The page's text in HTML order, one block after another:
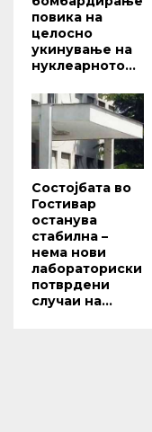
повика на
целосно
укинување на
нуклеарното...
Состојбата во
Гостивар
останува
стабилна –
нема нови
лабораториски
потврдени
случаи на...